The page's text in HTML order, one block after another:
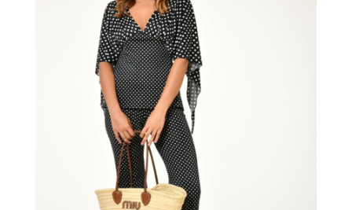
choisies
sur
la
page
du
produit